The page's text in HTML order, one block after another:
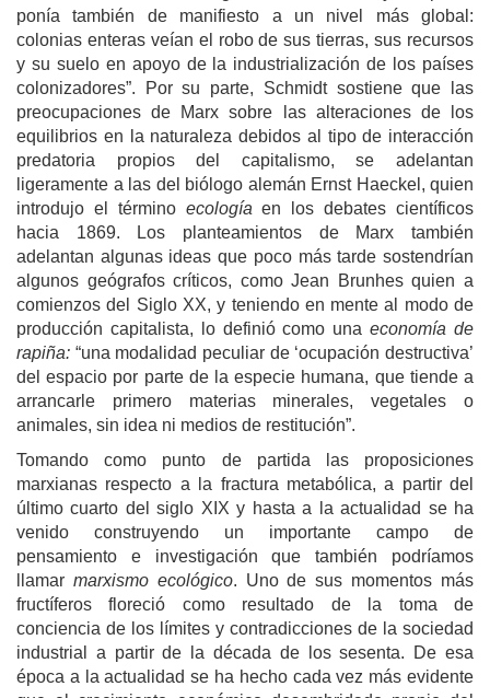
ponía también de manifiesto a un nivel más global:
colonias enteras veían el robo de sus tierras, sus recursos
y su suelo en apoyo de la industrialización de los países
colonizadores”. Por su parte, Schmidt sostiene que las
preocupaciones de Marx sobre las alteraciones de los
equilibrios en la naturaleza debidos al tipo de interacción
predatoria propios del capitalismo, se adelantan
ligeramente a las del biólogo alemán Ernst Haeckel, quien
introdujo el término ecologíaen los debates científicos
hacia 1869. Los planteamientos de Marx también
adelantan algunas ideas que poco más tarde sostendrían
algunos geógrafos críticos, como Jean Brunhes quien a
comienzos del Siglo XX, y teniendo en mente al modo de
producción capitalista, lo definió como unaeconomía de
rapiña: “una modalidad peculiar de ‘ocupación destructiva’
del espacio por parte de la especie humana, que tiende a
arrancarle primero materias minerales, vegetales o
animales, sin idea ni medios de restitución”.
Tomando como punto de partida las proposiciones
marxianas respecto a la fractura metabólica, a partir del
último cuarto del siglo XIX y hasta a la actualidad se ha
venido construyendo un importante campo de
pensamiento e investigación que también podríamos
llamar marxismo ecológico. Uno de sus momentos más
fructíferos floreció como resultado de la toma de
conciencia de los límites y contradicciones de la sociedad
industrial a partir de la década de los sesenta. De esa
época a la actualidad se ha hecho cada vez más evidente